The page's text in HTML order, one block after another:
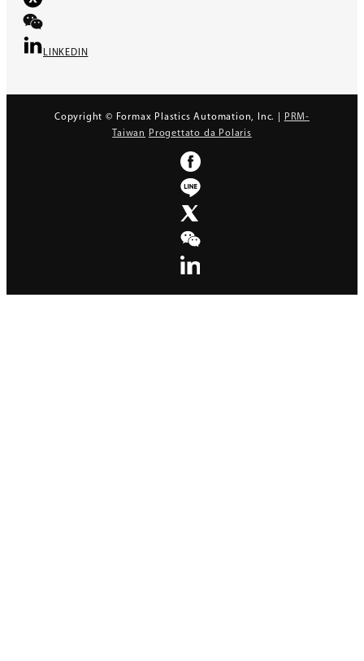
LINKEDIN
Copyright © Formax Plastics Automation, Inc. |
PRM-
Taiwan
Progettato da Polaris